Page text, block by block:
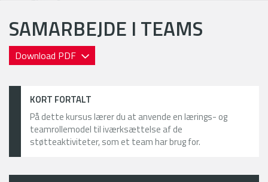
SAMARBEJDE I TEAMS
Download PDF
KORT FORTALT
På dette kursus lærer du at anvende en lærings- og
teamrollemodel til iværksættelse af de
støtteaktiviteter, som et team har brug for.